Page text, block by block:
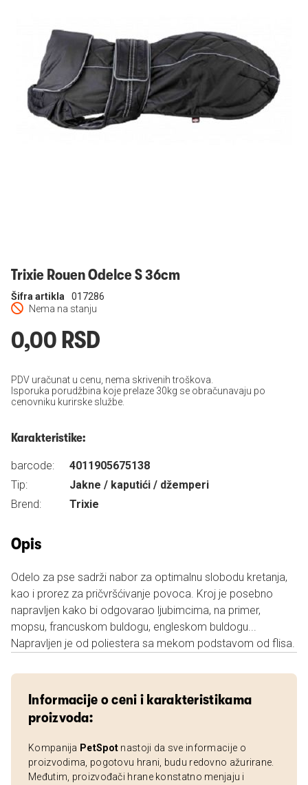
Trixie Rouen Odelce S 36cm
Nema na stanju
Šifra artikla 017286
0,00 RSD
PDV uračunat u cenu, nema skrivenih troškova.
Isporuka porudžbina koje prelaze 30kg se obračunavaju po
cenovniku kurirske službe.
Karakteristike:
barcode:
4011905675138
Tip:
Jakne / kaputići / džemperi
Brend:
Trixie
Opis
Odelo za pse sadrži nabor za optimalnu slobodu kretanja,
kao i prorez za pričvršćivanje povoca. Kroj je posebno
napravljen kako bi odgovarao ljubimcima, na primer,
mopsu, francuskom buldogu, engleskom buldogu...
Napravljen je od poliestera sa mekom podstavom od flisa.
Informacije o ceni i karakteristikama
proizvoda:
Kompanija PetSpot nastoji da sve informacije o
proizvodima, pogotovu hrani, budu redovno ažurirane.
Međutim, proizvođači hrane konstatno menjaju i